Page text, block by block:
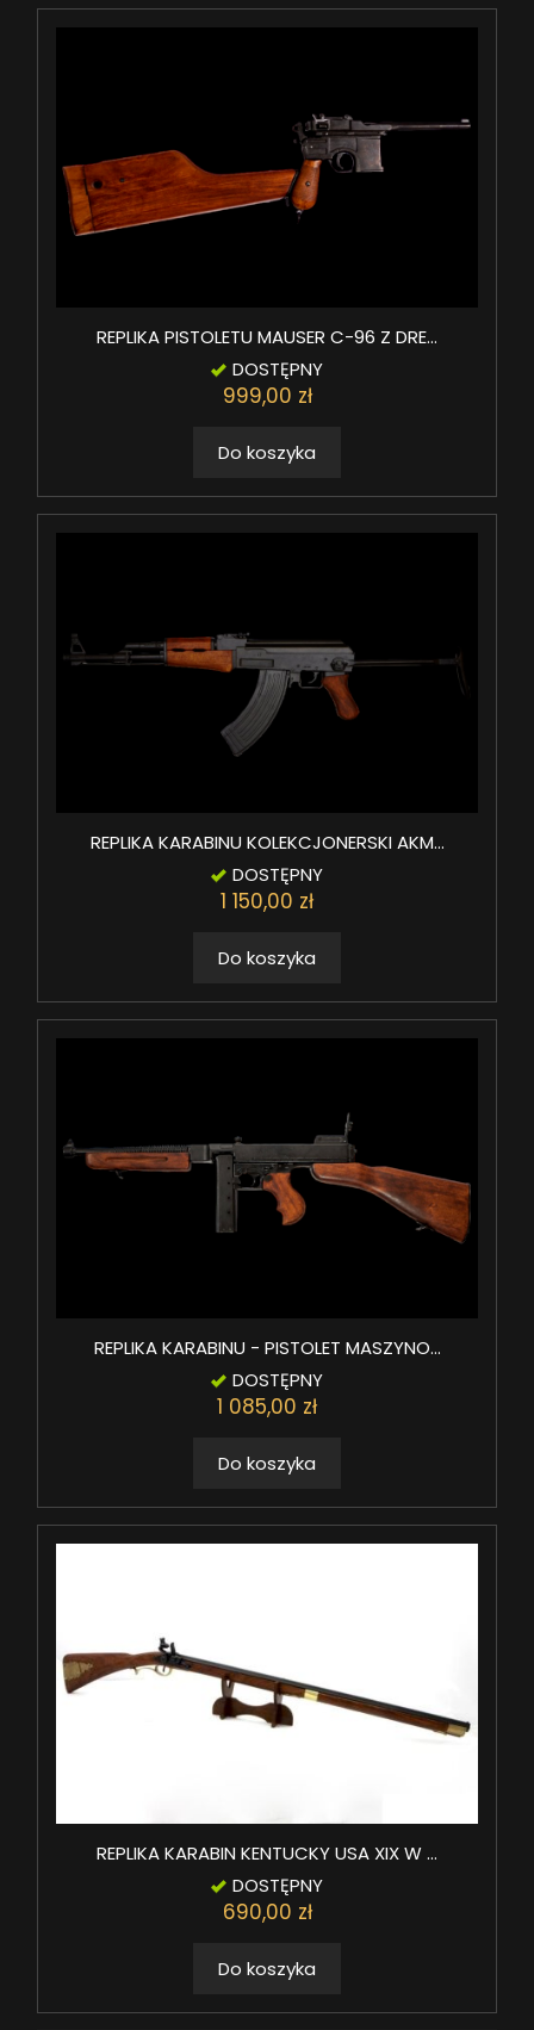
REPLIKA PISTOLETU MAUSER C-96 Z DRE...
DOSTĘPNY
999,00 zł
Do koszyka
REPLIKA KARABINU KOLEKCJONERSKI AKM...
DOSTĘPNY
1 150,00 zł
Do koszyka
REPLIKA KARABINU - PISTOLET MASZYNO...
DOSTĘPNY
1 085,00 zł
Do koszyka
REPLIKA KARABIN KENTUCKY USA XIX W ...
DOSTĘPNY
690,00 zł
Do koszyka